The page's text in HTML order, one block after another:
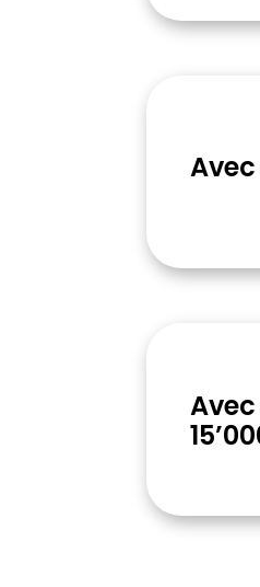
Avec
Avec